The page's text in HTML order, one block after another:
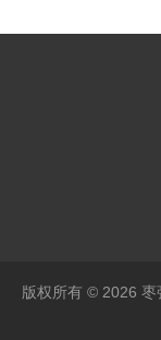
版权所有 © 2026